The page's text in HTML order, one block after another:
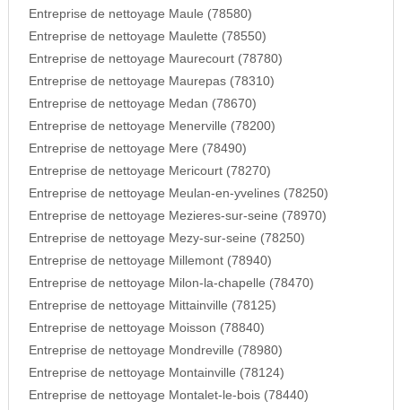
Entreprise de nettoyage Maule (78580)
Entreprise de nettoyage Maulette (78550)
Entreprise de nettoyage Maurecourt (78780)
Entreprise de nettoyage Maurepas (78310)
Entreprise de nettoyage Medan (78670)
Entreprise de nettoyage Menerville (78200)
Entreprise de nettoyage Mere (78490)
Entreprise de nettoyage Mericourt (78270)
Entreprise de nettoyage Meulan-en-yvelines (78250)
Entreprise de nettoyage Mezieres-sur-seine (78970)
Entreprise de nettoyage Mezy-sur-seine (78250)
Entreprise de nettoyage Millemont (78940)
Entreprise de nettoyage Milon-la-chapelle (78470)
Entreprise de nettoyage Mittainville (78125)
Entreprise de nettoyage Moisson (78840)
Entreprise de nettoyage Mondreville (78980)
Entreprise de nettoyage Montainville (78124)
Entreprise de nettoyage Montalet-le-bois (78440)